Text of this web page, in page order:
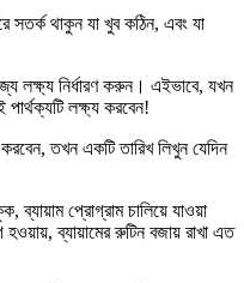
সতর্ক থাকুন যা খুব কঠিন, এবং যা
লক্ষ্য নির্ধারণ করুন। এইভাবে, যখন
লক্ষ্য করবেন!
তখন একটি তারিখ লিখুন যেদিন
ব্যায়াম প্রোগ্রাম চালিয়ে যাওয়া
ব্যায়ামের রুটিন বজায় রাখা এত